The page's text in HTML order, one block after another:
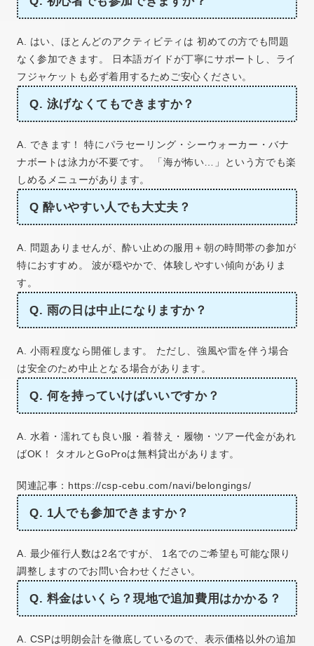
A. はい、ほとんどのアクティビティは 初めての方でも問題
なく参加できます。 日本語ガイドが丁寧にサポートし、ライ
フジャケットも必ず着用するためご安心ください。
Q. 泳げなくてもできますか？
A. できます！ 特にパラセーリング・シーウォーカー・バナ
ナボートは泳力が不要です。 「海が怖い…」という方でも楽
しめるメニューがあります。
Q 酔いやすい人でも大丈夫？
A. 問題ありませんが、酔い止めの服用＋朝の時間帯の参加が
特におすすめ。 波が穏やかで、体験しやすい傾向がありま
す。
Q. 雨の日は中止になりますか？
A. 小雨程度なら開催します。 ただし、強風や雷を伴う場合
は安全のため中止となる場合があります。
Q. 何を持っていけばいいですか？
A. 水着・濡れても良い服・着替え・履物・ツアー代金があれ
ばOK！ タオルとGoProは無料貸出があります。
関連記事：https://csp-cebu.com/navi/belongings/
Q. 1人でも参加できますか？
A. 最少催行人数は2名ですが、 1名でのご希望も可能な限り
調整しますのでお問い合わせください。
Q. 料金はいくら？現地で追加費用はかかる？
A. CSPは明朗会計を徹底しているので、表示価格以外の追加